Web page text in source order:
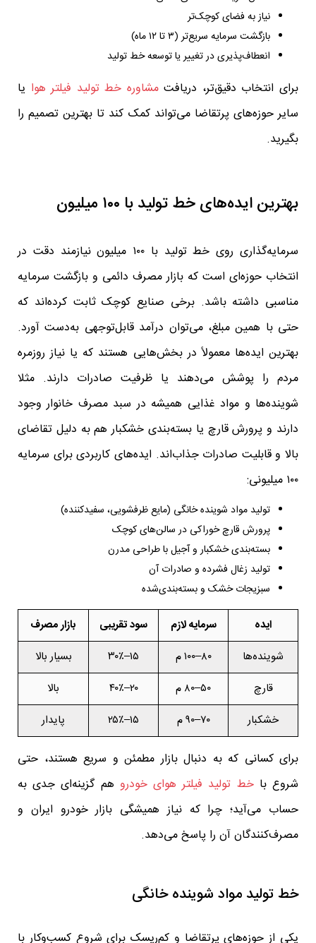
نیاز به فضای کوچک‌تر
بازگشت سرمایه سریع‌تر (۳ تا ۱۲ ماه)
انعطاف‌پذیری در تغییر یا توسعه خط تولید
برای انتخاب دقیق‌تر، دریافتمشاوره خط تولید فیلتر هوا یا
سایر حوزه‌های پرتقاضا می‌تواند کمک کند تا بهترین تصمیم را
بگیرید.
بهترین ایده‌های خط تولید با ۱۰۰ میلیون
سرمایه‌گذاری روی خط تولید با ۱۰۰ میلیون نیازمند دقت در
انتخاب حوزه‌ای است که بازار مصرف دائمی و بازگشت سرمایه
مناسبی داشته باشد. برخی صنایع کوچک ثابت کرده‌اند که
حتی با همین مبلغ، می‌توان درآمد قابل‌توجهی به‌دست آورد.
بهترین ایده‌ها معمولاً در بخش‌هایی هستند که یا نیاز روزمره
مردم را پوشش می‌دهند یا ظرفیت صادرات دارند. مثلا
شوینده‌ها و مواد غذایی همیشه در سبد مصرف خانوار وجود
دارند و پرورش قارچ یا بسته‌بندی خشکبار هم به دلیل تقاضای
بالا و قابلیت صادرات جذاب‌اند. ایده‌های کاربردی برای سرمایه
۱۰۰ میلیونی:
تولید مواد شوینده خانگی (مایع ظرفشویی، سفیدکننده)
پرورش قارچ خوراکی در سالن‌های کوچک
بسته‌بندی خشکبار و آجیل با طراحی مدرن
تولید زغال فشرده و صادرات آن
سبزیجات خشک و بسته‌بندی‌شده
ایده سرمایه لازم سود تقریبی
بازار مصرف
شوینده‌ها
۸۰–۱۰۰ م ۱۵–۳۰٪
بسیار بالا
قارچ
۵۰–۸۰ م ۲۰–۴۰٪
بالا
خشکبار
۷۰–۹۰ م ۱۵–۲۵٪ پایدار
برای کسانی که به دنبال بازار مطمئن و سریع هستند، حتی
شروع باخط تولید فیلتر هوای خودرو هم گزینه‌ای جدی به
حساب می‌آید؛ چرا که نیاز همیشگی بازار خودرو ایران و
مصرف‌کنندگان آن را پاسخ می‌دهد.
خط تولید مواد شوینده خانگی
یکی از حوزه‌های پرتقاضا و کم‌ریسک برای شروع کسب‌وکار با